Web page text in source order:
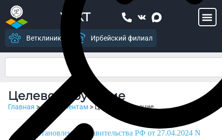
УСХТ
Ветклиника Ирбейский филиал
Целевое обучение
Главная >Абитуриентам >Целевое обучение
Постановление Правительства РФ от 27.04.2024 N